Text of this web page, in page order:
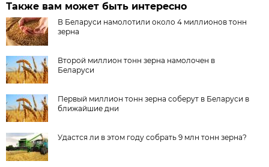
Также вам может быть интересно
В Беларуси намолотили около 4 миллионов тонн
зерна
Второй миллион тонн зерна намолочен в
Беларуси
Первый миллион тонн зерна соберут в Беларуси в
ближайшие дни
Удастся ли в этом году собрать 9 млн тонн зерна?